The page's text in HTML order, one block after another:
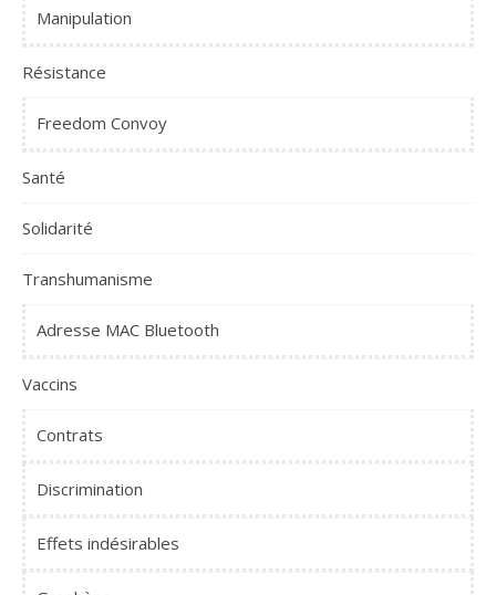
Manipulation
Résistance
Freedom Convoy
Santé
Solidarité
Transhumanisme
Adresse MAC Bluetooth
Vaccins
Contrats
Discrimination
Effets indésirables